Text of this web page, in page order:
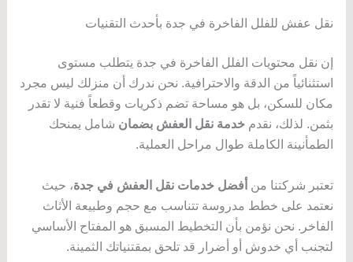
نقل عفش للفلل الفاخرة في جدة بأحدث التقنيات
إن نقل محتويات الفلل الفاخرة في جدة يتطلب مستوى
استثنائياً من الدقة والاحترافية. نحن ندرك أن منزلك ليس مجرد
مكان للسكن، بل هو مساحة تضم ذكريات وقطعاً فنية لا تقدر
بثمن. لذلك، نقدم خدمة نقل العفش بضمان شامل يمنحك
الطمأنينة الكاملة طوال مراحل العملية.
تعتبر شركتنا من أفضل خدمات نقل العفش في جدة، حيث
نعتمد على خطط مدروسة تتناسب مع حجم وطبيعة الأثاث
الفاخر. نحن نؤمن بأن التخطيط المسبق هو المفتاح الأساسي
لتجنب أي خدوش أو أضرار قد تلحق بمقتنياتك الثمينة.